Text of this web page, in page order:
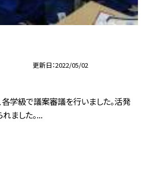
更新日 2022/05/02
学級で議案審議を行いました。活発
ました。...